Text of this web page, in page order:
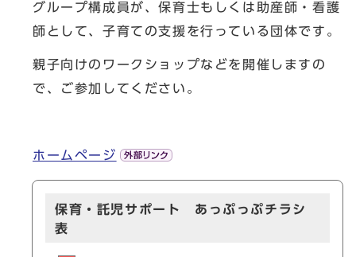
グループ構成員が、保育士もしくは助産師・看護
師として、子育ての支援を行っている団体です。
親子向けのワークショップなどを開催しますの
で、ご参加してください。
ホームページ
保育・託児サポート あっぷっぷチラシ
表